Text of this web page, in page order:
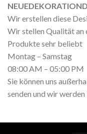
Wir erstellen diese
Wir stellen Qualität an
Produkte sehr beliebt
Montag – Samstag
08:00 AM – 05:00 PM
Sie können uns
senden und wir